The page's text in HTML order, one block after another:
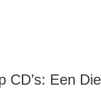
CD’s: Een